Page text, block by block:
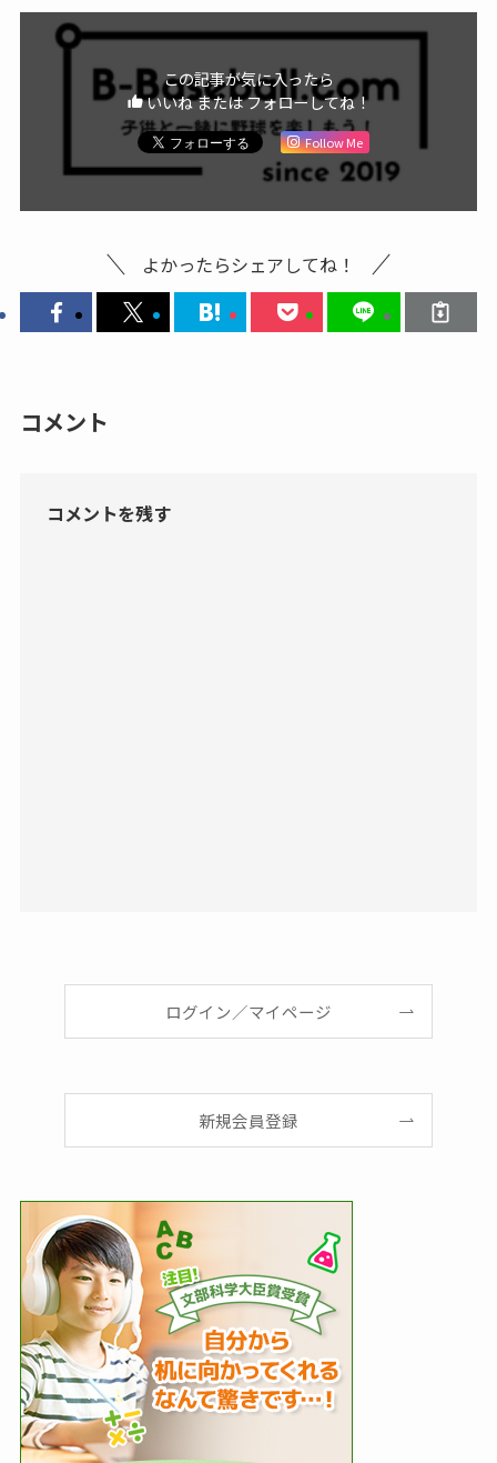
この記事が気に入ったら
いいね または フォローしてね！
Follow Me
よかったらシェアしてね！
コメント
コメントを残す
ログイン／マイページ
新規会員登録